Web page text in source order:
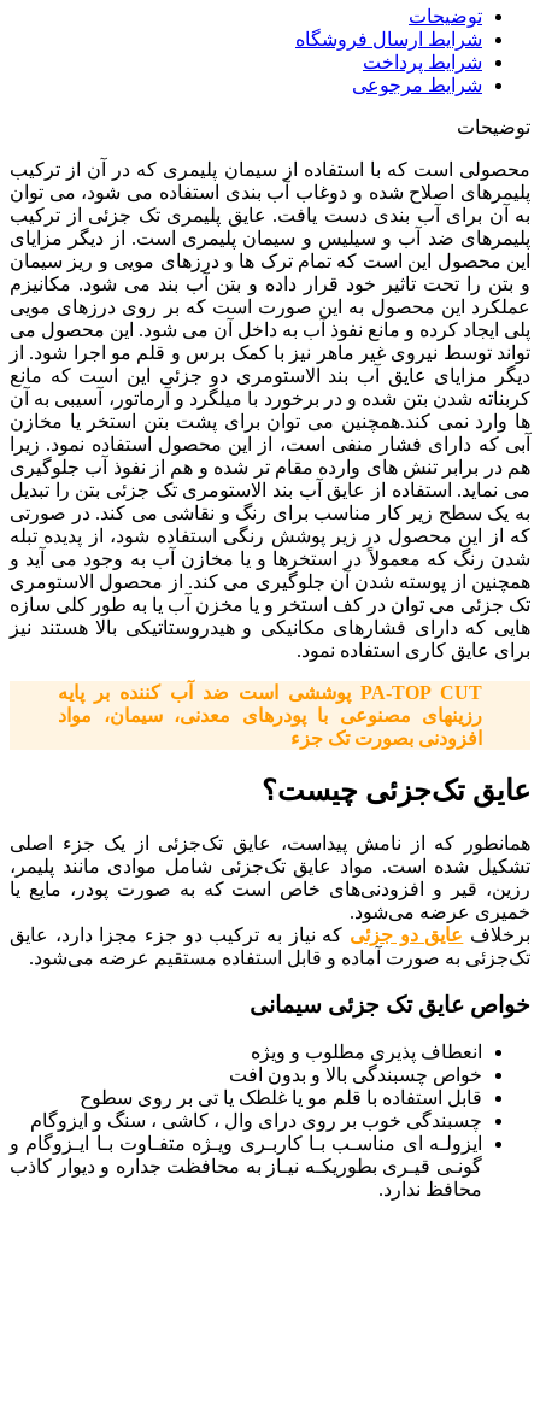
توضیحات
شرایط ارسال فروشگاه
شرایط پرداخت
شرایط مرجوعی
توضیحات
محصولی است که با استفاده از سیمان پلیمری که در آن از ترکیب
پلیمرهای اصلاح شده و دوغاب آب ‌بندی استفاده می ‌شود، می‌ توان
به آن برای آب بندی دست یافت. عایق پلیمری تک جزئی از ترکیب
پلیمرهای ضد آب و سیلیس و سیمان پلیمری است. از دیگر مزایای
این محصول این است که تمام ترک‌ ها و درزهای مویی و ریز سیمان
و بتن را تحت تاثیر خود قرار داده و بتن آب بند می‌ شود. مکانیزم
عملکرد این محصول به این صورت است که بر روی درزهای مویی
پلی ایجاد کرده و مانع نفوذ آب به داخل آن می‌ شود. این محصول می‌
تواند توسط نیروی غیر ماهر نیز با کمک برس و قلم ‌مو اجرا شود. از
دیگر مزایای عایق آب بند الاستومری دو جزئی این است که مانع
کربناته شدن بتن شده و در برخورد با میلگرد و آرماتور، آسیبی به آن
‌ها وارد نمی ‌کند.همچنین می ‌توان برای پشت بتن استخر یا مخازن
آبی که دارای فشار منفی است، از این محصول استفاده نمود. زیرا
هم در برابر تنش ‌های وارده مقام تر شده و هم از نفوذ آب جلوگیری
می‌ نماید. استفاده از عایق آب بند الاستومری تک جزئی بتن را تبدیل
به یک سطح زیر کار مناسب برای رنگ و نقاشی می‌ کند. در صورتی
که از این محصول در زیر پوشش رنگی استفاده شود، از پدیده تبله
شدن رنگ که معمولاً در استخرها و یا مخازن آب به وجود می ‌آید و
همچنین از پوسته شدن آن جلوگیری می ‌کند. از محصول الاستومری
تک جزئی می‌ توان در کف استخر و یا مخزن آب یا به طور کلی سازه
هایی که دارای فشارهای مکانیکی و هیدروستاتیکی بالا هستند نیز
برای عایق کاری استفاده نمود.
PA-TOP CUT پوششی است ضد آب کننده بر پایه
رزینهای مصنوعی با پودرهای معدنی، سیمان، مواد
افزودنی بصورت تک جزء
عایق تک‌جزئی چیست؟
همانطور که از نامش پیداست، عایق تک‌جزئی از یک جزء اصلی
تشکیل شده است. مواد عایق تک‌جزئی شامل موادی مانند پلیمر،
رزین، قیر و افزودنی‌های خاص است که به صورت پودر، مایع یا
خمیری عرضه می‌شود.
برخلاف عایق دو جزئی که نیاز به ترکیب دو جزء مجزا دارد، عایق
تک‌جزئی به صورت آماده و قابل استفاده مستقیم عرضه می‌شود.
خواص عایق تک جزئی سیمانی
انعطاف پذیری مطلوب و ویژه
خواص چسبندگی بالا و بدون افت
قابل استفاده با قلم مو یا غلطک یا تی بر روی سطوح
چسبندگی خوب بر روی درای وال ، کاشی ، سنگ و ایزوگام
ایزولـه ای مناسـب بـا کاربـری ویـژه متفـاوت بـا ایـزوگام و
گونـی قیـری بطوریکـه نیـاز به محافظت جداره و دیوار کاذب
محافظ ندارد.